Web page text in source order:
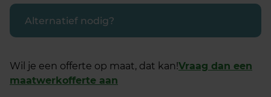
Alternatief nodig?
Wil je een offerte op maat, dat kan!Vraag dan een
maatwerkofferte aan